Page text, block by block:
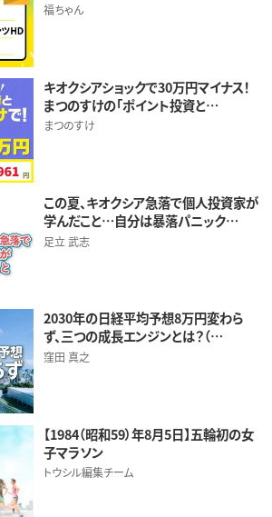
福ちゃん
キオクシアショックで30万円マイナス！
まつのすけの「ポイント投資と…
まつのすけ
この夏、キオクシア急落で個人投資家が
学んだこと…自分は暴落パニック…
足立 武志
2030年の日経平均予想8万円変わら
ず、三つの成長エンジンとは？（…
窪田 真之
【1984（昭和59）年8月5日】五輪初の女
子マラソン
トウシル編集チーム